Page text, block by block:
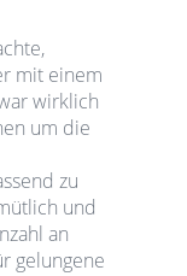
mit einem
wirklich
um die
zu
und
an
gelungene